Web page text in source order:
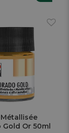
Or 50ml